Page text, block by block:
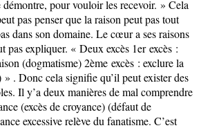
démontre, pour vouloir les recevoir. » Cela
pas penser que la raison peut pas tout
dans son domaine. Le cœur a ses raisons
pas expliquer. « Deux excès 1erexcès :
(dogmatisme) 2ème excès : exclure la
» . Donc cela signifie qu’il peut exister des
Il y’a deux manières de mal comprendre
(excès de croyance) (défaut de
excessive relève du fanatisme. C’est